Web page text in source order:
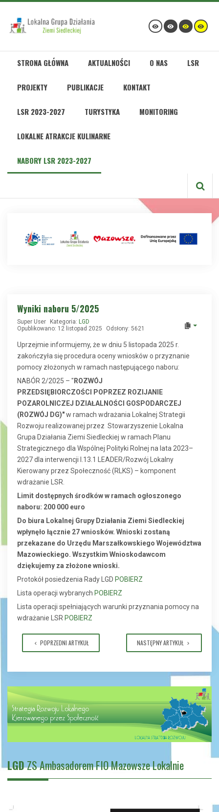
STRONA GŁÓWNA AKTUALNOŚCI O NAS LSR
PROJEKTY PUBLIKACJE KONTAKT
LSR 2023-2027 TURYSTYKA MONITORING
LOKALNE ATRAKCJE KULINARNE
NABORY LSR 2023-2027
Wyniki naboru 5/2025
Super User Kategoria: LGD
Opublikowano: 12 listopad 2025
Odsłony: 5621
Uprzejmie informujemy, że w dniu 5 listopada 2025 r.
zakończyła się procedura oceny wniosków o przyznanie
pomocy złożonych w ramach następującego naboru:
NABÓR 2/2025 – " ROZWÓJ
PRZEDSIĘBIORCZOŚCI
POPRZEZ ROZIJANIE
POZAROLNICZEJ DZIAŁALNOŚCI GOSPODARCZEJ
(ROZWÓJ DG)"w ramach wdrażania Lokalnej Strategii
Rozwoju realizowanej przez Stowarzyszenie Lokalna
Grupa Działania Ziemi Siedleckiej w ramach Planu
Strategicznego dla Wspólnej Polityki Rolnej na lata 2023–
2027 dla interwencji I.13.1 LEADER/Rozwój Lokalny
Kierowany przez Społeczność (RLKS) – komponent
wdrażanie LSR.
Limit dostępnych środków w ramach ogłoszonego
naboru: 200 000 euro
Do biura Lokalnej Grupy Działania Ziemi Siedleckiej
wpłynęło łącznie 27 wniosków. Wnioski zostaną
przekazane do Urzędu Marszałkowskiego Województwa
Mazowieckiego. Wszystkim Wnioskodawcom
dziękujemy za złożone wnioski.
Protokół posiedzenia Rady LGD POBIERZ
Lista operacji wybranych POBIERZ
Lista operacji spełniających warunki przyznania pomocy na
wdrażanie LSR POBIERZ
POPRZEDNI ARTYKUŁ NASTĘPNY ARTYKUŁ
LGDZS Ambasadorem FIO Mazowsze Lokalnie